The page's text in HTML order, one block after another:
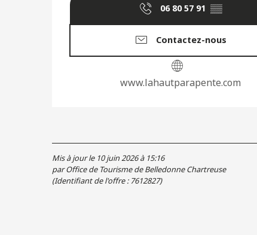
06 80 57 91 ▒▒
Contactez-nous
www.lahautparapente.com
Mis à jour le 10 juin 2026 à 15:16
par Office de Tourisme de Belledonne Chartreuse
(Identifiant de l'offre : 7612827)